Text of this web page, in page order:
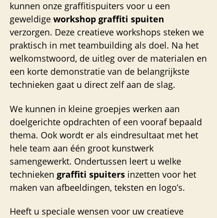
kunnen onze graffitispuiters voor u een
geweldige workshop graffiti spuiten
verzorgen. Deze creatieve workshops steken we
praktisch in met teambuilding als doel. Na het
welkomstwoord, de uitleg over de materialen en
een korte demonstratie van de belangrijkste
technieken gaat u direct zelf aan de slag.
We kunnen in kleine groepjes werken aan
doelgerichte opdrachten of een vooraf bepaald
thema. Ook wordt er als eindresultaat met het
hele team aan één groot kunstwerk
samengewerkt. Ondertussen leert u welke
technieken graffiti spuiters inzetten voor het
maken van afbeeldingen, teksten en logo’s.
Heeft u speciale wensen voor uw creatieve